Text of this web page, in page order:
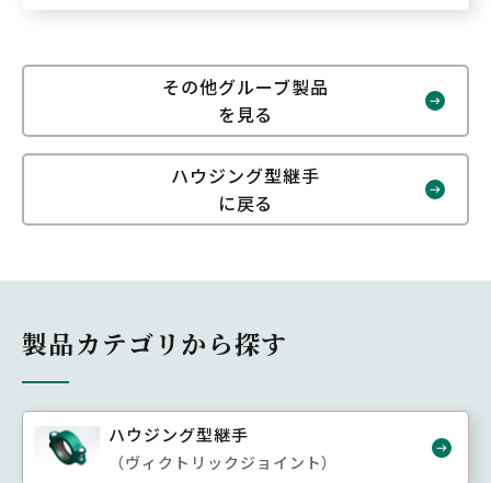
その他グルーブ製品
を見る
ハウジング型継手
に戻る
製品カテゴリから探す
ハウジング型継手
（ヴィクトリックジョイント）